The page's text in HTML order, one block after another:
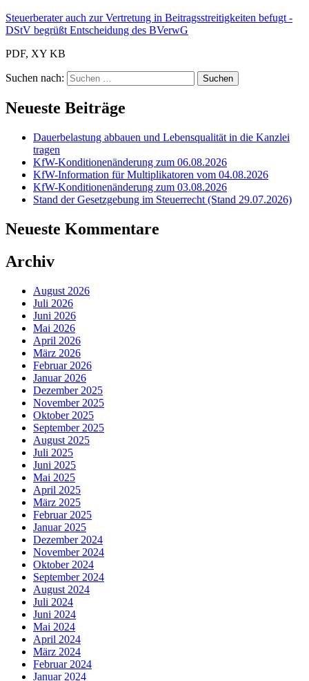
Steuerberater auch zur Vertretung in Beitragsstreitigkeiten befugt -
DStV begrüßt Entscheidung des BVerwG
PDF, XY KB
Suchen nach:
Neueste Beiträge
Dauerbelastung abbauen und Lebensqualität in die Kanzlei
tragen
KfW-Konditionenänderung zum 06.08.2026
KfW-Information für Multiplikatoren vom 04.08.2026
KfW-Konditionenänderung zum 03.08.2026
Stand der Gesetzgebung im Steuerrecht (Stand 29.07.2026)
Neueste Kommentare
Archiv
August 2026
Juli 2026
Juni 2026
Mai 2026
April 2026
März 2026
Februar 2026
Januar 2026
Dezember 2025
November 2025
Oktober 2025
September 2025
August 2025
Juli 2025
Juni 2025
Mai 2025
April 2025
März 2025
Februar 2025
Januar 2025
Dezember 2024
November 2024
Oktober 2024
September 2024
August 2024
Juli 2024
Juni 2024
Mai 2024
April 2024
März 2024
Februar 2024
Januar 2024